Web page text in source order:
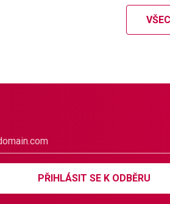
PŘIHLÁSIT SE K ODBĚRU